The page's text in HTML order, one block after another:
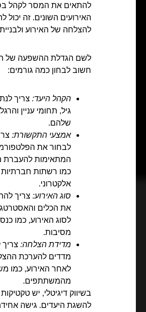
להתאים את המסר לקהל
האירועים השונים. זה יכול
להצלחה של האירוע
לשם הגדלת ההשפעה של
חשוב לבחון כמה גורמים:
הקהל היעד: צריך
גיל, תחומי עניין
שלהם.
אמצעי התקשורת:
לבחור את
המתאימות להעברת
כמו רשתות חברתיות
אלקטרוני.
סוג האירוע: צריך
את הכלים
לסוג האירוע, כמו
מסיבות.
מדידת הצלחה: צריך
מדדים להערכת
לאחר האירוע, כמו
מהמשתתפים.
בשיווק דיגיטלי, יש
להשגת היעדים. גישה